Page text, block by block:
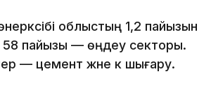
облыстың 1,2 пайызын
пайызы — өңдеу секторы.
— цемент және әк шығару.